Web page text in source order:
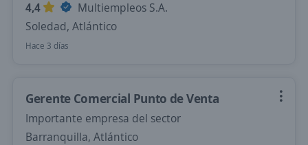
4,4
Multiempleos S.A.
Soledad, Atlántico
Hace 3 días
Gerente Comercial Punto de Venta
Importante empresa del sector
Barranquilla, Atlántico